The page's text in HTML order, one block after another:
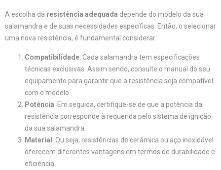
A escolha da resistência adequada depende do modelo da sua
salamandra e de suas necessidades específicas. Então, o selecionar
uma nova resistência, é fundamental considerar:
Compatibilidade: Cada salamandra tem especificações
técnicas exclusivas. Assim sendo, consulte o manual do seu
equipamento para garantir que a resistência seja compatível
com o modelo.
Potência: Em seguida, certifique-se de que a potência da
resistência corresponde à requerida pelo sistema de ignição
da sua salamandra.
Material : Ou seja, resistências de cerâmica ou aço inoxidável
oferecem diferentes vantagens em termos de durabilidade e
eficiência.